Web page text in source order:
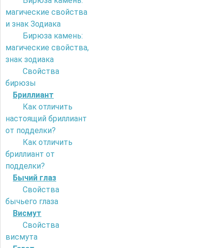
магические свойства
и знак Зодиака
Бирюза камень:
магические свойства,
знак зодиака
Свойства
бирюзы
Бриллиант
Как отличить
настоящий бриллиант
от подделки?
Как отличить
бриллиант от
подделки?
Бычий глаз
Свойства
бычьего глаза
Висмут
Свойства
висмута